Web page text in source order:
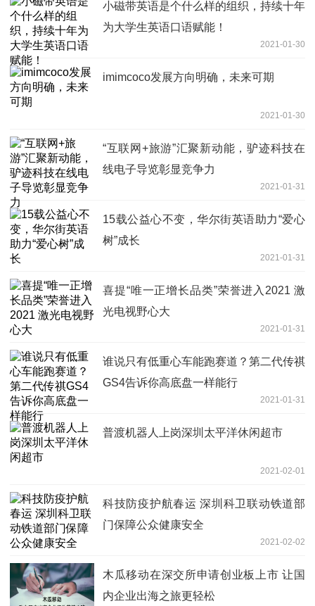
小磁带英语是个什么样的组织，持续十年
为大学生英语口语赋能！
2021-01-30
imimcoco发展方向明确，未来可期
2021-01-30
“互联网+旅游”汇聚新动能，驴迹科技在
线电子导览彰显竞争力
2021-01-31
15载公益心不变，华尔街英语助力“爱心
树”成长
2021-01-31
喜提“唯一正增长品类”荣誉进入2021 激
光电视野心大
2021-01-31
谁说只有低重心车能跑赛道？第二代传祺
GS4告诉你高底盘一样能行
2021-01-31
普渡机器人上岗深圳太平洋休闲超市
2021-02-01
科技防疫护航春运 深圳科卫联动铁道部
门保障公众健康安全
2021-02-02
木瓜移动在深交所申请创业板上市 让国
内企业出海之旅更轻松